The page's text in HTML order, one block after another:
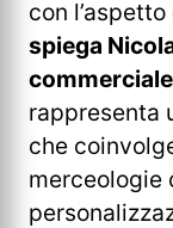
con
spiega
rappresenta
che
merceologie